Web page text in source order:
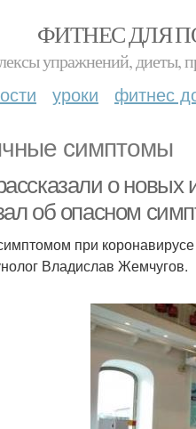
ФИТНЕС ДЛЯ
упражнений, диеты,
уроки фитнес
симптомы
о
об опасном
при коронавирусе
Владислав Жемчугов.